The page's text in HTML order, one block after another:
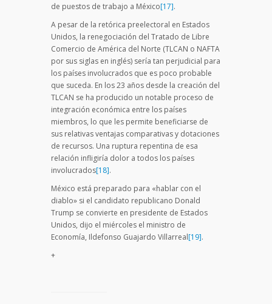
de puestos de trabajo a México[17].
A pesar de la retórica preelectoral en Estados
Unidos, la renegociación del Tratado de Libre
Comercio de América del Norte (TLCAN o NAFTA
por sus siglas en inglés) sería tan perjudicial para
los países involucrados que es poco probable
que suceda. En los 23 años desde la creación del
TLCAN se ha producido un notable proceso de
integración económica entre los países
miembros, lo que les permite beneficiarse de
sus relativas ventajas comparativas y dotaciones
de recursos. Una ruptura repentina de esa
relación infligiría dolor a todos los países
involucrados[18].
México está preparado para «hablar con el
diablo» si el candidato republicano Donald
Trump se convierte en presidente de Estados
Unidos, dijo el miércoles el ministro de
Economía, Ildefonso Guajardo Villarreal[19].
+